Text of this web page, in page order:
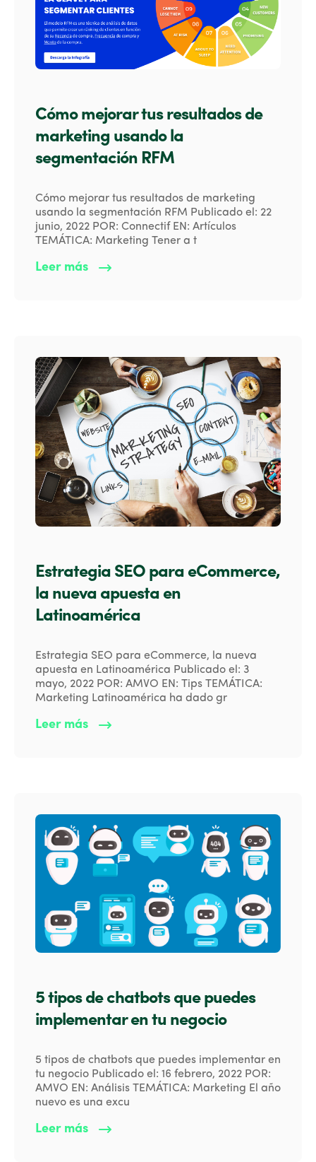
Cómo mejorar tus resultados de
marketing usando la
segmentación RFM
Cómo mejorar tus resultados de marketing
usando la segmentación RFM Publicado el: 22
junio, 2022 POR: Connectif EN: Artículos
TEMÁTICA: Marketing Tener a t
Leer más
Estrategia SEO para eCommerce,
la nueva apuesta en
Latinoamérica
Estrategia SEO para eCommerce, la nueva
apuesta en Latinoamérica Publicado el: 3
mayo, 2022 POR: AMVO EN: Tips TEMÁTICA:
Marketing Latinoamérica ha dado gr
Leer más
5 tipos de chatbots que puedes
implementar en tu negocio
5 tipos de chatbots que puedes implementar en
tu negocio Publicado el: 16 febrero, 2022 POR:
AMVO EN: Análisis TEMÁTICA: Marketing El año
nuevo es una excu
Leer más